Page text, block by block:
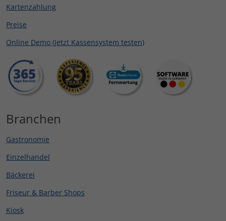
Kartenzahlung
Preise
Online Demo (Jetzt Kassensystem testen)
Branchen
Gastronomie
Einzelhandel
Bäckerei
Friseur & Barber Shops
Kiosk